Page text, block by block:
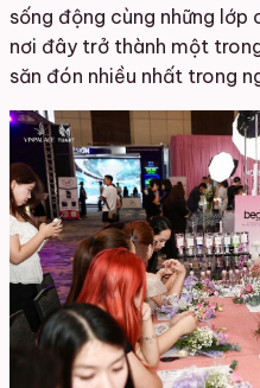
sống động cùng những
nơi đây trở thành một
săn đón nhiều nhất trong